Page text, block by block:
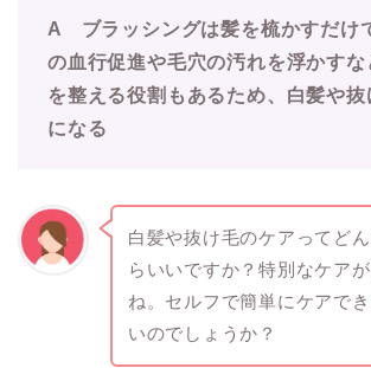
A ブラッシングは髪を梳かすだけ
の血行促進や毛穴の汚れを浮かす
を整える役割もあるため、白髪や抜
になる
白髪や抜け毛のケアってど
らいいですか？特別なケア
ね。セルフで簡単にケアで
いのでしょうか？